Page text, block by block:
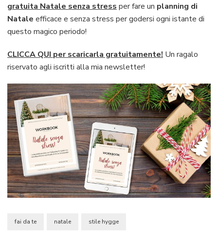
gratuita Natale senza stress per fare un planning di
Natale efficace e senza stress per godersi ogni istante di
questo magico periodo!
CLICCA QUI per scaricarla gratuitamente! Un ragalo
riservato agli iscritti alla mia newsletter!
fai da te natale stile hygge